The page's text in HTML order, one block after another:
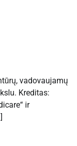
vadovaujamų
Kreditas:
ir